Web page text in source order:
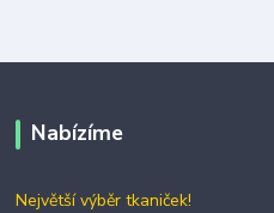
Nabízíme
Největší výběr tkaniček!